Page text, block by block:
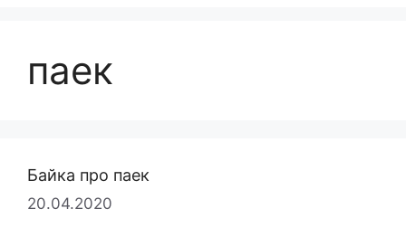
паек
Байка про паек
20.04.2020